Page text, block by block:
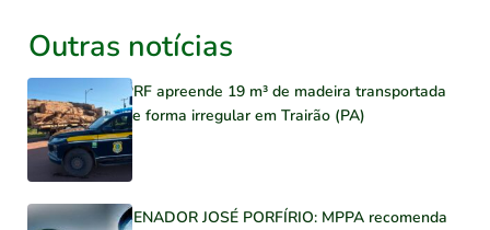
Outras notícias
PRF apreende 19 m³ de madeira transportada
de forma irregular em Trairão (PA)
SENADOR JOSÉ PORFÍRIO: MPPA recomenda